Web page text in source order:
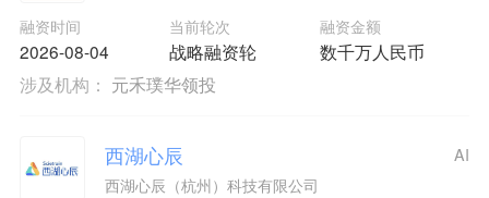
融资时间
2026-08-04
当前轮次
战略融资轮
融资金额
数千万人民币
涉及机构： 元禾璞华领投
西湖心辰
西湖心辰（杭州）科技有限公司
AI